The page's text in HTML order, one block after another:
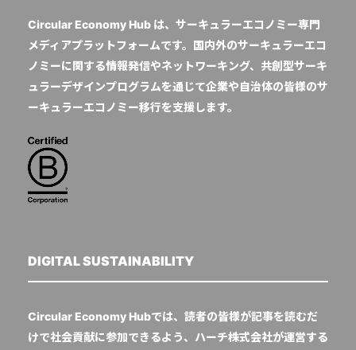
Circular Economy Hub は、サーキュラーエコノミー専門
メディアプラットフォームです。国内外のサーキュラーエコ
ノミーに関する情報発信やネットワーキング、共創型サーキ
ュラーデザインプログラムを通じて企業や自治体の皆様のサ
ーキュラーエコノミー移行を支援します。
DIGITAL SUSTAINABILITY
Circular Economy Hubでは、読者の皆様が記事を読むだ
けで社会貢献に参加できるよう、ハーチ株式会社が運営する